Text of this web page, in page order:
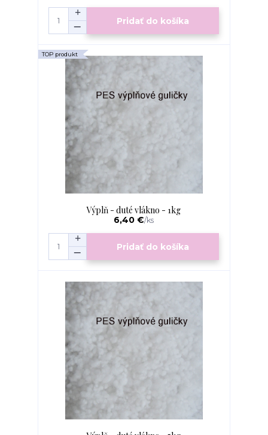
Pridať do košíka
TOP produkt
Výplň - duté vlákno - 1kg
6,40 €/ks
Pridať do košíka